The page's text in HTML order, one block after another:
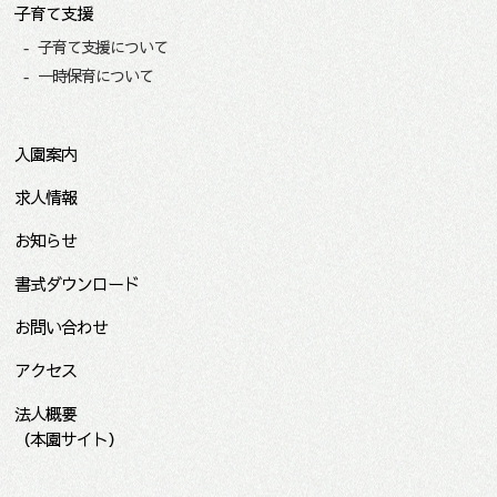
子育て支援
子育て支援について
一時保育について
入園案内
求人情報
お知らせ
書式ダウンロード
お問い合わせ
アクセス
法人概要
（本園サイト）